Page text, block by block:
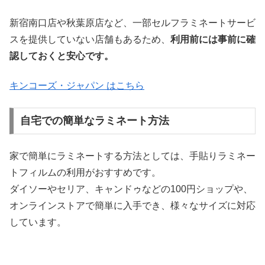
新宿南口店や秋葉原店など、一部セルフラミネートサービ
スを提供していない店舗もあるため、 利用前には事前に確
認しておくと安心です。
キンコーズ・ジャパン はこちら
自宅での簡単なラミネート方法
家で簡単にラミネートする方法としては、手貼りラミネー
トフィルムの利用がおすすめです。
ダイソーやセリア、キャンドゥなどの100円ショップや、
オンラインストアで簡単に入手でき、様々なサイズに対応
しています。